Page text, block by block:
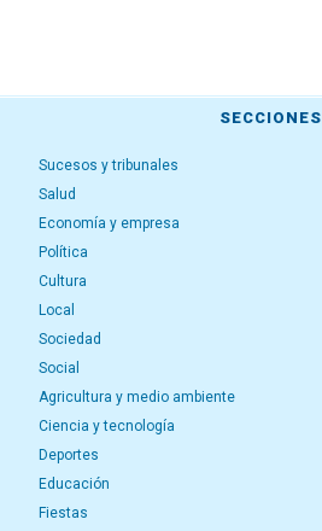
SECCIONES
Sucesos y tribunales
Salud
Economía y empresa
Política
Cultura
Local
Sociedad
Social
Agricultura y medio ambiente
Ciencia y tecnología
Deportes
Educación
Fiestas